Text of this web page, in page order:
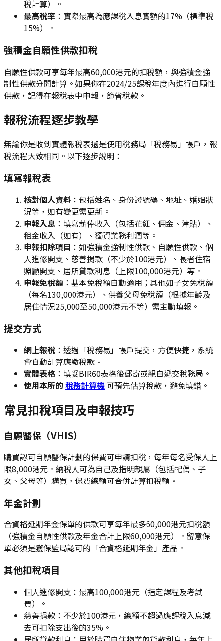
稅計算）。
最高稅率 ：實際最高為應課稅入息實額的17%（標準稅
15%）。
強積金自願性供款扣稅
自願性供款可享每年最高60,000港元的扣稅額，與強積金強
制性供款分開計算。如果你在2024/25課稅年度內進行自願性
供款，記得在報稅表中申報，節省稅款。
報稅流程逐步教學
無論你是收到實體報稅表還是使用稅務局「稅務易」帳戶，報
稅流程大致相同。以下逐步說明：
填寫報稅表
核對個人資料 ：包括姓名、身份證號碼、地址、婚姻狀
況等，如有變更需更新。
申報入息 ：填寫薪俸收入（包括花紅、佣金、津貼）、
租金收入（如有）、獨資業務利潤等。
申報扣除項目 ：如強積金強制性供款、自願性供款、個
人進修開支、慈善捐款（不少於100港元）、長者住宿
照顧開支、居所貸款利息（上限100,000港元）等。
申報免稅額 ：基本免稅額自動適用；其他如子女免稅額
（每名130,000港元）、供養父母免稅額（根據年齡及
居住情況25,000至50,000港元不等）需主動填報。
提交方式
網上報稅 ：透過「稅務易」帳戶提交，方便快捷，系統
會自動計算應繳稅款。
實體表格 ：填妥BIR60表格後郵寄或親自遞交稅務局。
使用本所的 稅務計算機 可預先估算稅款，避免填錯。
常見扣稅項目及申報技巧
自願醫保（VHIS）
購買認可自願醫保計劃的保費可申請扣稅，每年每名受保人上
限8,000港元。納稅人可為自己及指明親屬（包括配偶、子
女、父母等）購買，保費總額可合併計算扣稅額。
年金計劃
合資格延期年金保單的供款可享每年最多60,000港元扣稅額
（強積金自願性供款及年金合計上限60,000港元）。留意保
單必須是獲保監局認可的「合資格延期年金」產品。
其他扣稅項目
個人進修開支：最高100,000港元（指定課程及考試
費）。
慈善捐款：不少於100港元，總額不超過應評稅入息減
去可扣除支出後的35%。